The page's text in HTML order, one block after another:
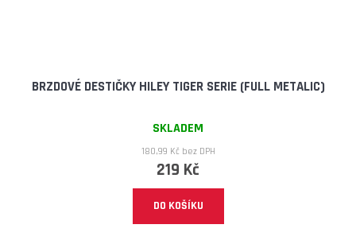
BRZDOVÉ DESTIČKY HILEY TIGER SERIE (FULL METALIC)
SKLADEM
180,99 Kč bez DPH
219 Kč
DO KOŠÍKU